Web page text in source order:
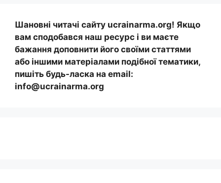
Шановні читачі сайту ucrainarma.org! Якщо
вам сподобався наш ресурс і ви маєте
бажання доповнити його своїми статтями
або іншими матеріалами подібної тематики,
пишіть будь-ласка на email:
info@ucrainarma.org